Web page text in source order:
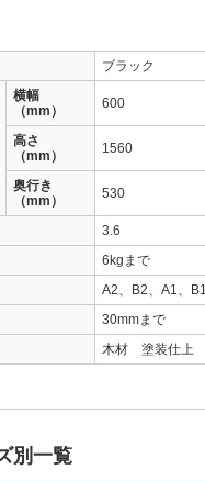
ブラック
横幅
（mm）
600
高さ
（mm）
1560
奥行き
（mm）
530
3.6
6kgまで
A2、B2、A1、B1
30mmまで
木材 塗装仕上
別一覧